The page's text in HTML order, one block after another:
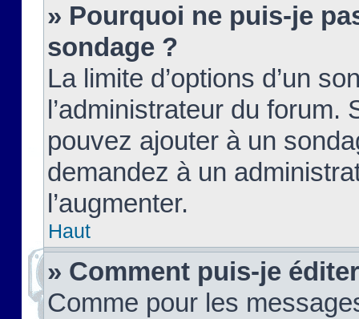
» Pourquoi ne puis-je
sondage ?
La limite d’options d’un
l’administrateur du forum.
pouvez ajouter à un
demandez à un
l’augmenter.
Haut
» Comment puis-je
Comme pour les